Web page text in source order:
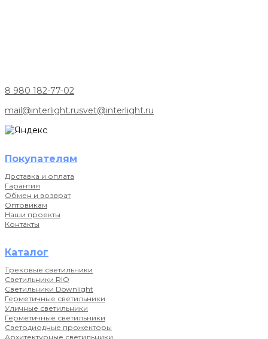
8 980 182-77-02
mail@interlight.rusvet@interlight.ru
Покупателям
Доставка и оплата
Гарантия
Обмен и возврат
Оптовикам
Наши проекты
Контакты
Каталог
Трековые светильники
Светильники RIO
Светильники Downlight
Герметичные светильники
Уличные светильники
Герметичные светильники
Светодиодные прожекторы
Архитектурные светильники